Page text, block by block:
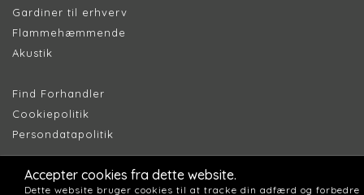
Gardiner til erhverv
Flammehæmmende
Akustik
Find Forhandler
Cookiepolitik
Persondatapolitik
Accepter cookies fra dette website.
Dette website bruger cookies til at tracke din adfærd og forbedre